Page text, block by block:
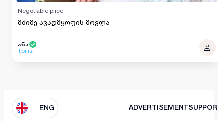
მძიმე ავადმყოფის მოვლა
Negotiable price
ანა
Tbilisi
ENG ADVERTISEMENT